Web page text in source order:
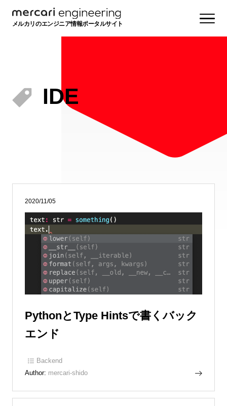
メルカリのエンジニア情報ポータルサイト
IDE
2020/11/05
PythonとType Hintsで書くバック
エンド
Backend
Author: mercari-shido